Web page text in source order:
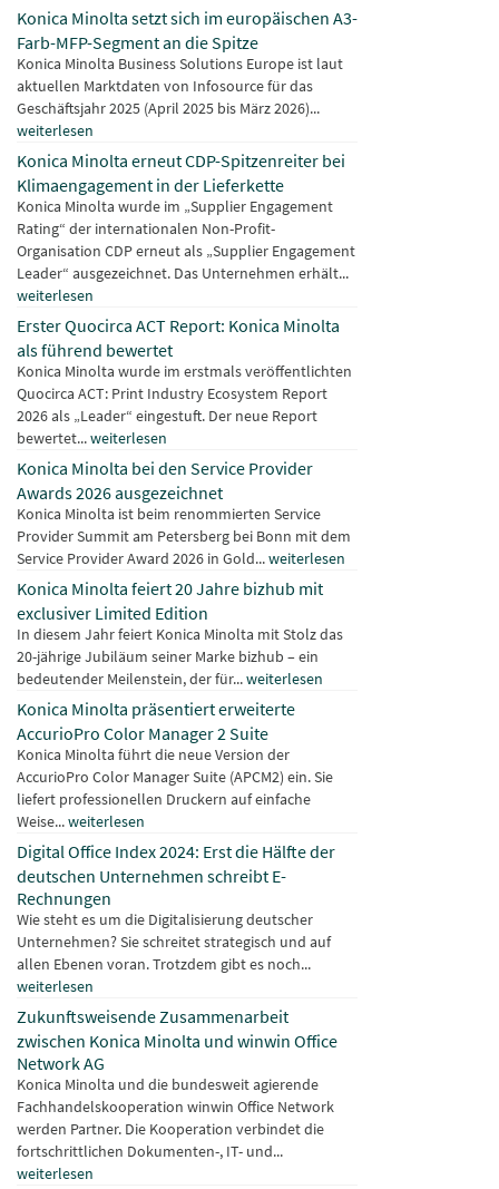
Konica Minolta setzt sich im europäischen A3-
Farb-MFP-Segment an die Spitze
Konica Minolta Business Solutions Europe ist laut
aktuellen Marktdaten von Infosource für das
Geschäftsjahr 2025 (April 2025 bis März 2026)...
weiterlesen
Konica Minolta erneut CDP-Spitzenreiter bei
Klimaengagement in der Lieferkette
Konica Minolta wurde im „Supplier Engagement
Rating“ der internationalen Non-Profit-
Organisation CDP erneut als „Supplier Engagement
Leader“ ausgezeichnet. Das Unternehmen erhält...
weiterlesen
Erster Quocirca ACT Report: Konica Minolta
als führend bewertet
Konica Minolta wurde im erstmals veröffentlichten
Quocirca ACT: Print Industry Ecosystem Report
2026 als „Leader“ eingestuft. Der neue Report
bewertet...weiterlesen
Konica Minolta bei den Service Provider
Awards 2026 ausgezeichnet
Konica Minolta ist beim renommierten Service
Provider Summit am Petersberg bei Bonn mit dem
Service Provider Award 2026 in Gold...weiterlesen
Konica Minolta feiert 20 Jahre bizhub mit
exclusiver Limited Edition
In diesem Jahr feiert Konica Minolta mit Stolz das
20-jährige Jubiläum seiner Marke bizhub – ein
bedeutender Meilenstein, der für...weiterlesen
Konica Minolta präsentiert erweiterte
AccurioPro Color Manager 2 Suite
Konica Minolta führt die neue Version der
AccurioPro Color Manager Suite (APCM2) ein. Sie
liefert professionellen Druckern auf einfache
Weise...weiterlesen
Digital Office Index 2024: Erst die Hälfte der
deutschen Unternehmen schreibt E-
Rechnungen
Wie steht es um die Digitalisierung deutscher
Unternehmen? Sie schreitet strategisch und auf
allen Ebenen voran. Trotzdem gibt es noch...
weiterlesen
Zukunftsweisende Zusammenarbeit
zwischen Konica Minolta und winwin Office
Network AG
Konica Minolta und die bundesweit agierende
Fachhandelskooperation winwin Office Network
werden Partner. Die Kooperation verbindet die
fortschrittlichen Dokumenten-, IT- und...
weiterlesen